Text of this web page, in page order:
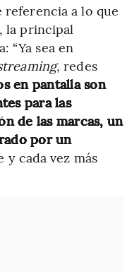
referencia a lo que
la principal
“Ya sea en
, redes
en pantalla son
para las
de las marcas, un
por un
y cada vez más